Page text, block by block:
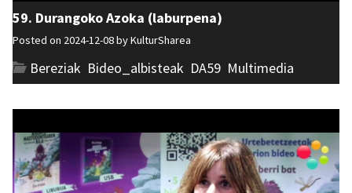
59. Durangoko Azoka (laburpena)
Posted on 2024-12-08 byKulturSharea
Bereziak Bideo_albisteak DA59 Multimedia